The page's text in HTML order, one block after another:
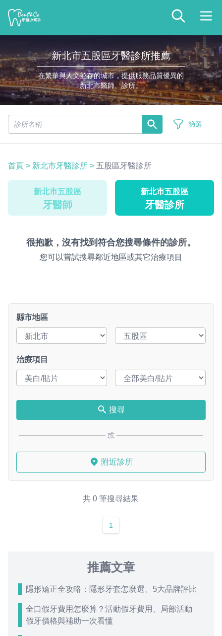
新北市五股區牙醫診所推薦
在繁華與人文並存的城市，提供服務品質優異的
新北市醫師、診所。
篩選
首頁 > 新北市牙醫診所 > 五股區牙醫診所
新北市五股區
牙醫師
新北市五股區
牙醫診所
很抱歉，沒有找到符合您搜尋條件的診所。
您可以嘗試搜尋鄰近地區或其它治療項目
縣市地區
治療項目
搜尋
或
附近診所
共 0 筆搜尋結果
1
推薦文章
隱形矯正全攻略：隱形牙套怎麼選、5大品牌評比
全口假牙費用怎麼算？活動假牙費用、局部活動
假牙價格與補助一次看懂